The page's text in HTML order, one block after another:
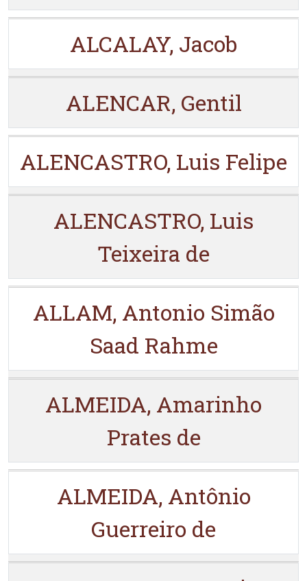
ALCALAY, Jacob
ALENCAR, Gentil
ALENCASTRO, Luis Felipe
ALENCASTRO, Luis
Teixeira de
ALLAM, Antonio Simão
Saad Rahme
ALMEIDA, Amarinho
Prates de
ALMEIDA, Antônio
Guerreiro de